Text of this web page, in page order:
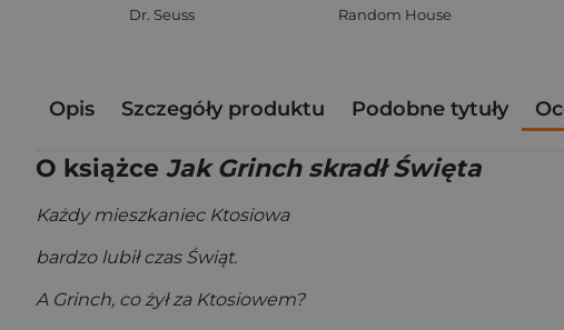
Dr. Seuss Random House
Opis Szczegóły produktu Podobne tytuły
O książce Jak Grinch skradł Święta
Każdy mieszkaniec Ktosiowa
bardzo lubił czas Świąt.
A Grinch, co żył za Ktosiowem?